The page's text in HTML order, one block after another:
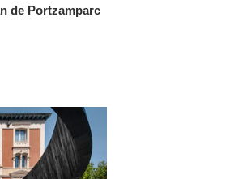
de Portzamparc